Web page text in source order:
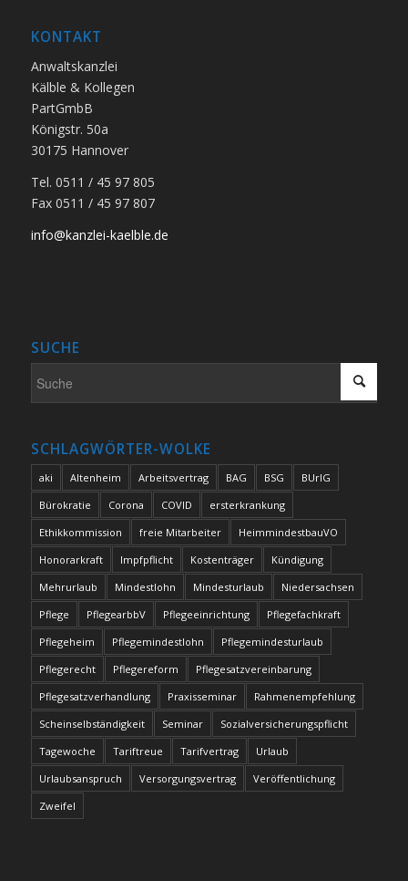
KONTAKT
Anwaltskanzlei
Kälble & Kollegen
PartGmbB
Königstr. 50a
30175 Hannover
Tel. 0511 / 45 97 805
Fax 0511 / 45 97 807
info@kanzlei-kaelble.de
SUCHE
SCHLAGWÖRTER-WOLKE
aki Altenheim Arbeitsvertrag BAG BSG
BUrlG
Bürokratie
Corona COVID
ersterkrankung
Ethikkommission
freie Mitarbeiter
HeimmindestbauVO
Honorarkraft
Impfpflicht Kostenträger
Kündigung
Mehrurlaub
Mindestlohn Mindesturlaub
Niedersachsen
Pflege
PflegearbbV Pflegeeinrichtung
Pflegefachkraft
Pflegeheim
Pflegemindestlohn
Pflegemindesturlaub
Pflegerecht
Pflegereform
Pflegesatzvereinbarung
Pflegesatzverhandlung
Praxisseminar
Rahmenempfehlung
Scheinselbständigkeit
Seminar
Sozialversicherungspflicht
Tagewoche
Tariftreue Tarifvertrag
Urlaub
Urlaubsanspruch
Versorgungsvertrag
Veröffentlichung
Zweifel